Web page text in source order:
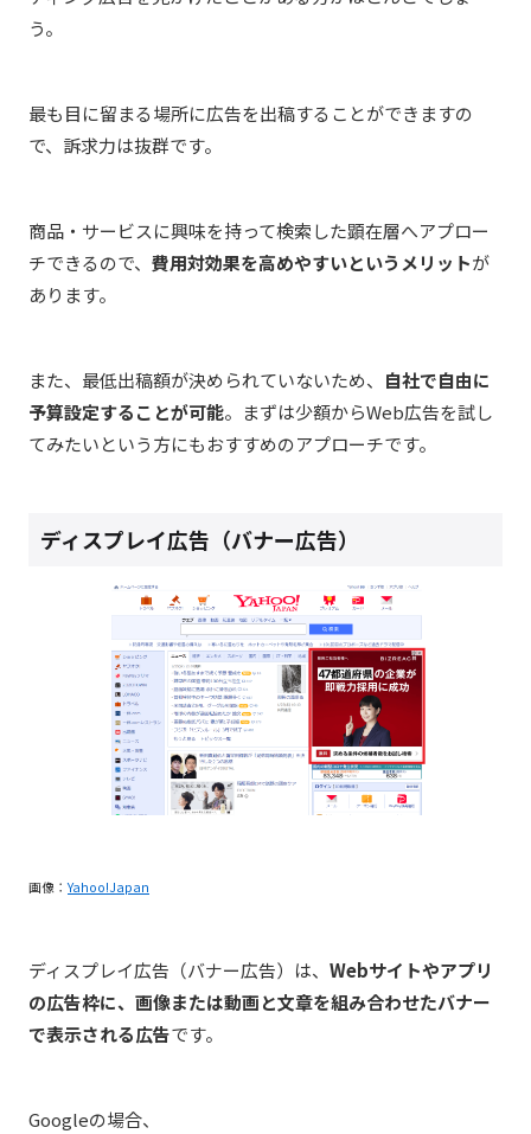
う。
最も目に留まる場所に広告を出稿することができますの
で、訴求力は抜群です。
商品・サービスに興味を持って検索した顕在層へアプロー
チできるので、 費用対効果を高めやすいというメリットが
あります。
また、最低出稿額が決められていないため、 自社で自由に
予算設定することが可能。まずは少額からWeb広告を試し
てみたいという方にもおすすめのアプローチです。
ディスプレイ広告（バナー広告）
画像：Yahoo!Japan
ディスプレイ広告（バナー広告）は、 Webサイトやアプリ
の広告枠に、画像または動画と文章を組み合わせたバナー
で表示される広告です。
Googleの場合、